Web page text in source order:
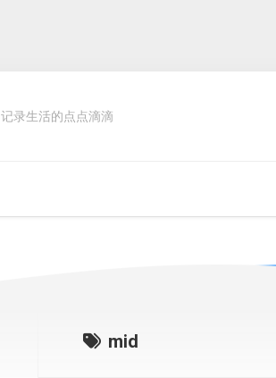
记录生活的点点滴滴
mid